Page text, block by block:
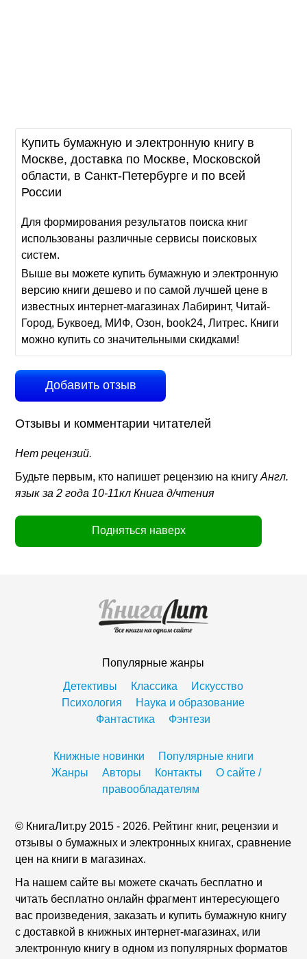
Купить бумажную и электронную книгу в
Москве, доставка по Москве, Московской
области, в Санкт-Петербурге и по всей
России
Для формирования результатов поиска книг
использованы различные сервисы поисковых
систем.
Выше вы можете купить бумажную и электронную
версию книги дешево и по самой лучшей цене в
известных интернет-магазинах Лабиринт, Читай-
Город, Буквоед, МИФ, Озон, book24, Литрес. Книги
можно купить со значительными скидками!
Добавить отзыв
Отзывы и комментарии читателей
Нет рецензий.
Будьте первым, кто напишет рецензию на книгуАнгл.
язык за 2 года 10-11кл Книга д/чтения
Подняться наверх
Популярные жанры
Детективы
Классика
Искусство
Психология
Наука и образование
Фантастика
Фэнтези
Книжные новинки
Популярные книги
Жанры
Авторы Контакты
О сайте /
правообладателям
© КнигаЛит.ру 2015 - 2026. Рейтинг книг, рецензии и
отзывы о бумажных и электронных книгах, сравнение
цен на книги в магазинах.
На нашем сайте вы можете скачать бесплатно и
читать бесплатно онлайн фрагмент интересующего
вас произведения, заказать и купить бумажную книгу
с доставкой в книжных интернет-магазинах, или
электронную книгу в одном из популярных форматов